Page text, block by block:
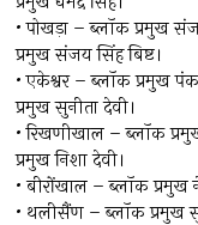
• पोखड़ा – ब्लॉक प्रमुख
प्रमुख संजय सिंह बिष्ट।
• एकेश्वर – ब्लॉक प्रमुख
प्रमुख सुनीता देवी।
• रिखणीखाल – ब्लॉक
प्रमुख निशा देवी।
• बीरोंखाल – ब्लॉक प्रमुख
• थलीसैंण – ब्लॉक प्रमुख